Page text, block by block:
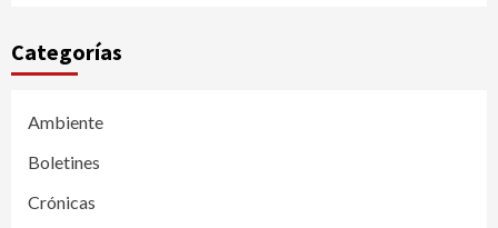
Categorías
Ambiente
Boletines
Crónicas